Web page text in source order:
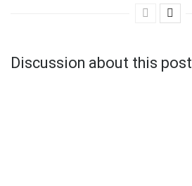
Discussion about this post